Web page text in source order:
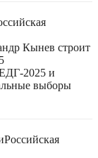
Кынев строит
2025 и
выборы
Российская